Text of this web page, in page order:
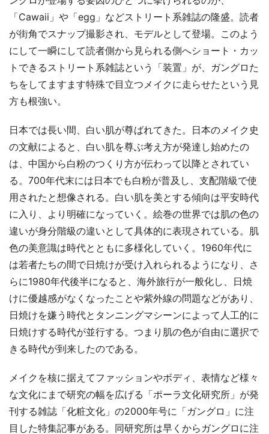
「Cawaii」や「egg」などストリート系雑誌の隆盛。読者
が街角でスナップ撮影され、モデルとして登場。このよう
にして一瞬にして読者側から見られる側へショート・カッ
トできるストリート系雑誌という「装置」が、ガングロた
ちをしてますます特殊で目立つメイクに走らせたという見
方も根強い。
日本では長い間、白い肌が尊ばれてきた。日本のメイク史
の文献によると、白い肌を尊ぶ考え方が発達し始めたの
は、中国から白粉のつくり方が伝わって以降とされてい
る。700年代末には日本でも白粉が普及し、支配階級で使
用されたと想像される。白い肌を美とする傾向は平安時代
に入り、より明確になっていく。絵巻の世界では肌の色の
違いが身分階級の違いとして具体的に表現されている。肌
色の美意識は時代とともに多様化していく。1960年代に
は若者たちの間で日焼けが受け入れられるようになり、さ
らに1980年代後半になると、海外旅行が一般化し、日焼
けに優越感がなくなったことや紫外線の問題などがあり、
日焼けを嫌う時代とタンニングマシーンによって人工的に
日焼けする時代が並行する。つまり肌の色が自由に選択で
きる時代が到来したのである。
メイクを核に据えてファッションやボディ、表情など様々
な文化にまで研究の幅を広げる「ポーラ文化研究所」が発
刊する雑誌「化粧文化」の2000年号に「ガングロ」に注
目した特集記事がある。同研究所は早くからガングロに注